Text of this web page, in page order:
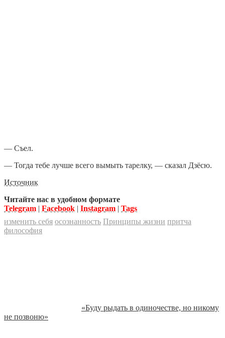
— Съел.
— Тогда тебе лучше всего вымыть тарелку, — сказал Дзёсю.
Источник
Читайте нас в удобном формате
Telegram | Facebook | Instagram | Tags
изменить себя осознанность Принципы жизни притча
философия
«Буду рыдать в одиночестве, но никому
не позвоню»